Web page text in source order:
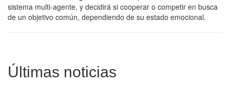
sistema multi-agente, y decidirá si cooperar o competir en busca
de un objetivo común, dependiendo de su estado emocional.
Últimas noticias